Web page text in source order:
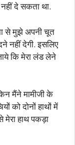
दे सकता था.
से मुझे अपनी चूत
नहीं देगी. इसलिए
कि मेरा लंड लेने
मैंने मामीजी के
को दोनों हाथों में
मेरा हाथ पकड़ा